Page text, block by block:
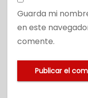
Guarda mi
en este
comente.